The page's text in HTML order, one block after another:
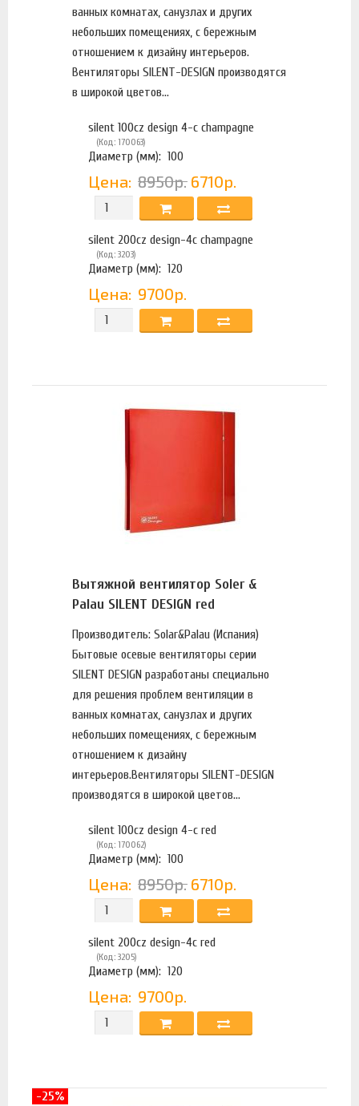
ванных комнатах, санузлах и других
небольших помещениях, с бережным
отношением к дизайну интерьеров.
Вентиляторы SILENT-DESIGN производятся
в широкой цветов...
silent 100cz design 4-c champagne
(Код: 170063)
Диаметр (мм): 100
Цена: 8950р. 6710р.
silent 200cz design-4c champagne
(Код: 3203)
Диаметр (мм): 120
Цена: 9700р.
Вытяжной вентилятор Soler &
Palau SILENT DESIGN red
Производитель: Solar&Palau (Испания)
Бытовые осевые вентиляторы серии
SILENT DESIGN разработаны специально
для решения проблем вентиляции в
ванных комнатах, санузлах и других
небольших помещениях, с бережным
отношением к дизайну
интерьеров.Вентиляторы SILENT-DESIGN
производятся в широкой цветов...
silent 100cz design 4-с red
(Код: 170062)
Диаметр (мм): 100
Цена: 8950р. 6710р.
silent 200cz design-4c red
(Код: 3205)
Диаметр (мм): 120
Цена: 9700р.
-25%